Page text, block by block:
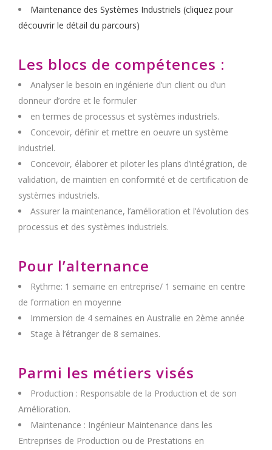
Maintenance des Systèmes Industriels (cliquez pour
découvrir le détail du parcours)
Les blocs de compétences :
Analyser le besoin en ingénierie d’un client ou d’un
donneur d’ordre et le formuler
en termes de processus et systèmes industriels.
Concevoir, définir et mettre en oeuvre un système
industriel.
Concevoir, élaborer et piloter les plans d’intégration, de
validation, de maintien en conformité et de certification de
systèmes industriels.
Assurer la maintenance, l’amélioration et l’évolution des
processus et des systèmes industriels.
Pour l’alternance
Rythme: 1 semaine en entreprise/ 1 semaine en centre
de formation en moyenne
Immersion de 4 semaines en Australie en 2ème année
Stage à l’étranger de 8 semaines.
Parmi les métiers visés
Production : Responsable de la Production et de son
Amélioration.
Maintenance : Ingénieur Maintenance dans les
Entreprises de Production ou de Prestations en